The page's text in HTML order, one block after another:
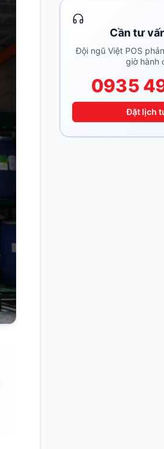
Cần tư
Đội ngũ Việt POS
giờ hành
0935
Đặt lịch